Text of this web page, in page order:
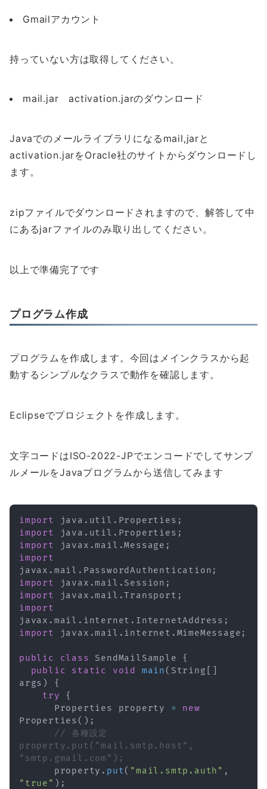
Gmailアカウント
持っていない方は取得してください。
mail.jar activation.jarのダウンロード
Javaでのメールライブラリになるmail,jarと
activation.jarをOracle社のサイトからダウンロードし
ます。
zipファイルでダウンロードされますので、解答して中
にあるjarファイルのみ取り出してください。
以上で準備完了です
プログラム作成
プログラムを作成します。今回はメインクラスから起
動するシンプルなクラスで動作を確認します。
Eclipseでプロジェクトを作成します。
文字コードはISO-2022-JPでエンコードでしてサンプ
ルメールをJavaプログラムから送信してみます
import java . util . Properties ;
import
java . util . Properties ;
import
javax .mail .Message ;
import
javax . mail . PasswordAuthentication ;
import
javax .mail . Session ;
import
javax .mail .Transport ;
import
javax . mail . internet . InternetAddress ;
import
javax .mail . internet . MimeMessage ;
public class SendMailSample
{
public
static void main ( String
args )
{
try
{
Properties
property =
new
Properties ( ) ;
// 各種設定
property.put("mail.smtp.host",
"smtp.gmail.com");
      property
. put( "mail.smtp.auth" ,
"true" ) ;